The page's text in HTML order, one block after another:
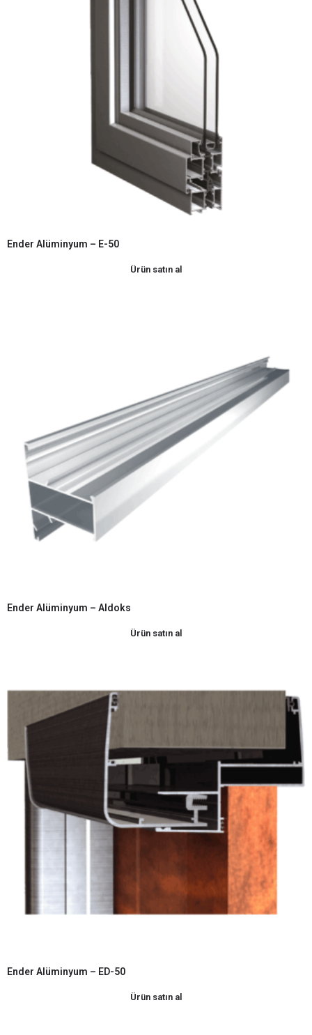
Ender Alüminyum – E-50
Ürün satın al
Ender Alüminyum – Aldoks
Ürün satın al
Ender Alüminyum – ED-50
Ürün satın al